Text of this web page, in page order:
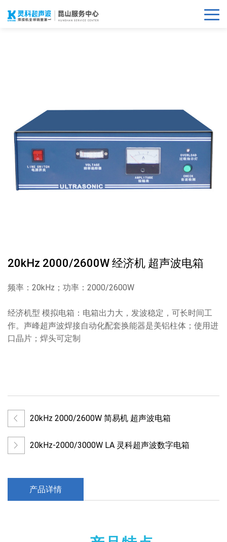
20kHz 2000/2600W 经济机 超声波电箱
频率：20kHz；功率：2000/2600W
经济机型 模拟电箱：电箱出力大，发波稳定，可长时间工
作。声峰超声波焊接自动化配套换能器是美铝柱体；使用进
口晶片；焊头可定制
20kHz 2000/2600W 简易机 超声波电箱
20kHz-2000/3000W LA 灵科超声波数字电箱
产品详情